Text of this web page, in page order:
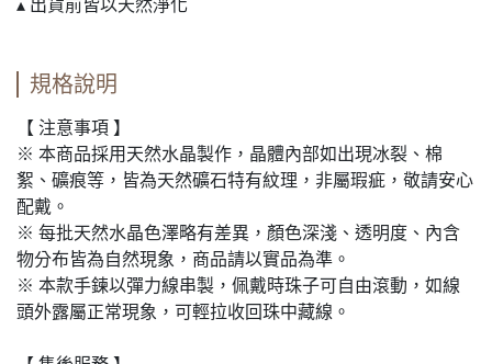
▴ 出貨前皆以天然淨化
規格說明
【 注意事項 】
※ 本商品採用天然水晶製作，晶體內部如出現冰裂、棉
絮、礦痕等，皆為天然礦石特有紋理，非屬瑕疵，敬請安心
配戴。
※ 每批天然水晶色澤略有差異，顏色深淺、透明度、內含
物分布皆為自然現象，商品請以實品為準。
※ 本款手鍊以彈力線串製，佩戴時珠子可自由滾動，如線
頭外露屬正常現象，可輕拉收回珠中藏線。